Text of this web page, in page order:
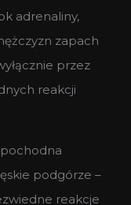
adrenaliny,
zapach
przez
reakcji
podgórze –
reakcje